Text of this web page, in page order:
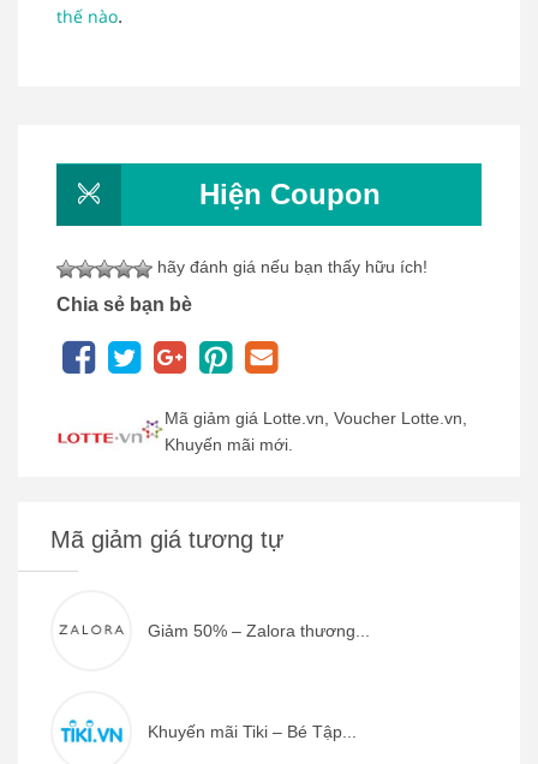
thế nào.
Hiện Coupon
hãy đánh giá nếu bạn thấy hữu ích!
Chia sẻ bạn bè
Mã giảm giá Lotte.vn, Voucher Lotte.vn,
Khuyến mãi mới.
Mã giảm giá tương tự
Giảm 50% – Zalora thương...
Khuyến mãi Tiki – Bé Tập...